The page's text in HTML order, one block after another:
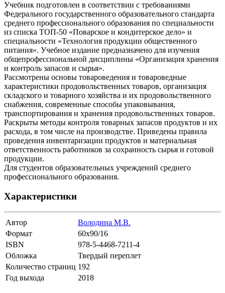
Учебник подготовлен в соответствии с требованиями
Федерального государственного образовательного стандарта
среднего профессионального образования по специальности
из списка ТОП-50 «Поварское и кондитерское дело» и
специальности «Технология продукции общественного
питания». Учебное издание предназначено для изучения
общепрофессиональной дисциплины «Организация хранения
и контроль запасов и сырья».
Рассмотрены основы товароведения и товароведные
характеристики продовольственных товаров, организация
складского и товарного хозяйства и их продовольственного
снабжения, современные способы упаковывания,
транспортирования и хранения продовольственных товаров.
Раскрыты методы контроля товарных запасов продуктов и их
расхода, в том числе на производстве. Приведены правила
проведения инвентаризации продуктов и материальная
ответственность работников за сохранность сырья и готовой
продукции.
Для студентов образовательных учреждений среднего
профессионального образования.
Характеристики
Автор
Володина М.В.
Формат
60х90/16
ISBN
978-5-4468-7211-4
Обложка
Твердый переплет
Количество страниц 192
Год выхода
2018